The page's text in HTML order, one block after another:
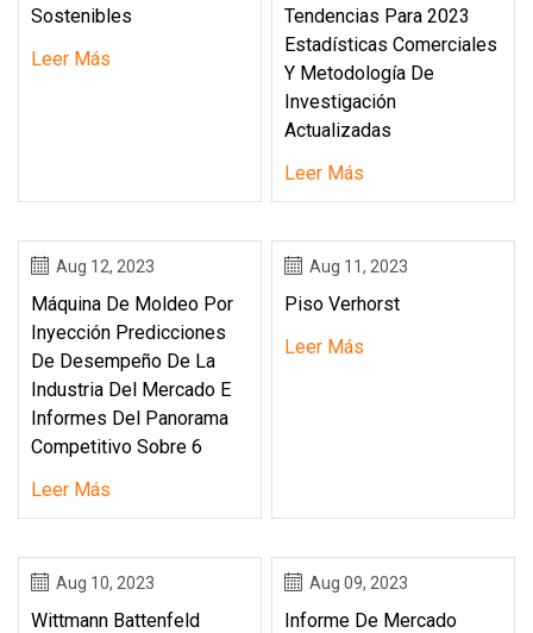
Sostenibles
Leer Más
Tendencias Para 2023
Estadísticas Comerciales
Y Metodología De
Investigación
Actualizadas
Leer Más
Aug 12, 2023
Máquina De Moldeo Por
Inyección Predicciones
De Desempeño De La
Industria Del Mercado E
Informes Del Panorama
Competitivo Sobre 6
Leer Más
Aug 11, 2023
Piso Verhorst
Leer Más
Aug 10, 2023
Wittmann Battenfeld
Aug 09, 2023
Informe De Mercado